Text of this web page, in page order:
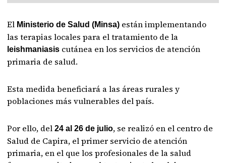
El Ministerio de Salud (Minsa) están implementando
las terapias locales para el tratamiento de la
leishmaniasis cutánea en los servicios de atención
primaria de salud.
Esta medida beneficiará a las áreas rurales y
poblaciones más vulnerables del país.
Por ello, del24 al 26 de julio, se realizó en el centro de
Salud de Capira, el primer servicio de atención
primaria, en el que los profesionales de la salud